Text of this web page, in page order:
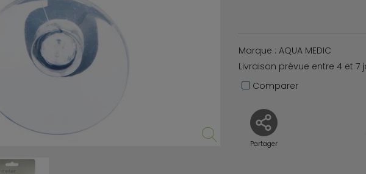
Marque : AQUA MEDIC
Livraison prévue entre 4 et 7
Comparer
Partager